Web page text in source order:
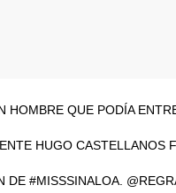
QUE PODÍA
HUGO CASTELLANOS
DE #MISSSINALOA.